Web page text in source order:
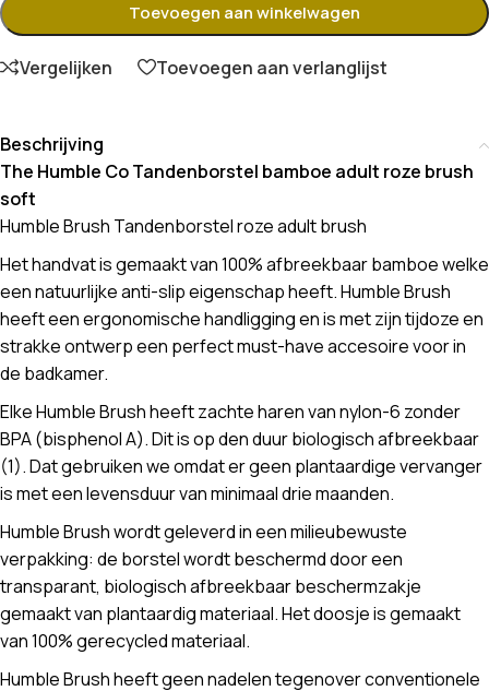
Toevoegen aan winkelwagen
Vergelijken Toevoegen aan verlanglijst
Beschrijving
The Humble Co Tandenborstel bamboe adult roze brush
soft
Humble Brush Tandenborstel roze adult brush
Het handvat is gemaakt van 100% afbreekbaar bamboe welke
een natuurlijke anti-slip eigenschap heeft. Humble Brush
heeft een ergonomische handligging en is met zijn tijdoze en
strakke ontwerp een perfect must-have accesoire voor in
de badkamer.
Elke Humble Brush heeft zachte haren van nylon-6 zonder
BPA (bisphenol A). Dit is op den duur biologisch afbreekbaar
(1). Dat gebruiken we omdat er geen plantaardige vervanger
is met een levensduur van minimaal drie maanden.
Humble Brush wordt geleverd in een milieubewuste
verpakking: de borstel wordt beschermd door een
transparant, biologisch afbreekbaar beschermzakje
gemaakt van plantaardig materiaal. Het doosje is gemaakt
van 100% gerecycled materiaal.
Humble Brush heeft geen nadelen tegenover conventionele